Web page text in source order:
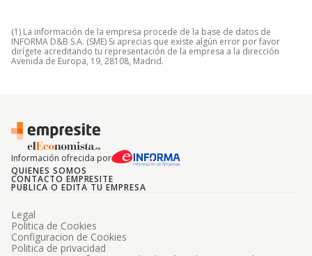
(1) La información de la empresa procede de la base de datos de
INFORMA D&B S.A. (SME) Si aprecias que existe algún error por favor
dirígete acreditando tu representación de la empresa a la dirección
Avenida de Europa, 19, 28108, Madrid.
Información ofrecida por
QUIENES SOMOS
CONTACTO EMPRESITE
PUBLICA O EDITA TU EMPRESA
Legal
Politica de Cookies
Configuracion de Cookies
Politica de privacidad